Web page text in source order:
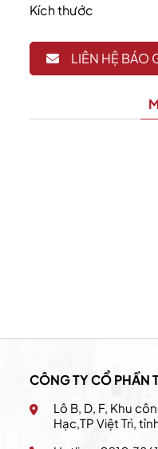
Kích thước
LIÊN HỆ BÁO
CÔNG TY CỔ PHẦN
Lô B, D, F, Khu
Hạc,TP Việt Trì,